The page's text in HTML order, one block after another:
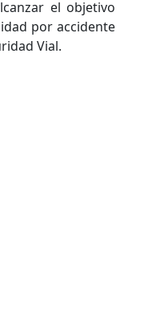
el objetivo
por accidente
Vial.